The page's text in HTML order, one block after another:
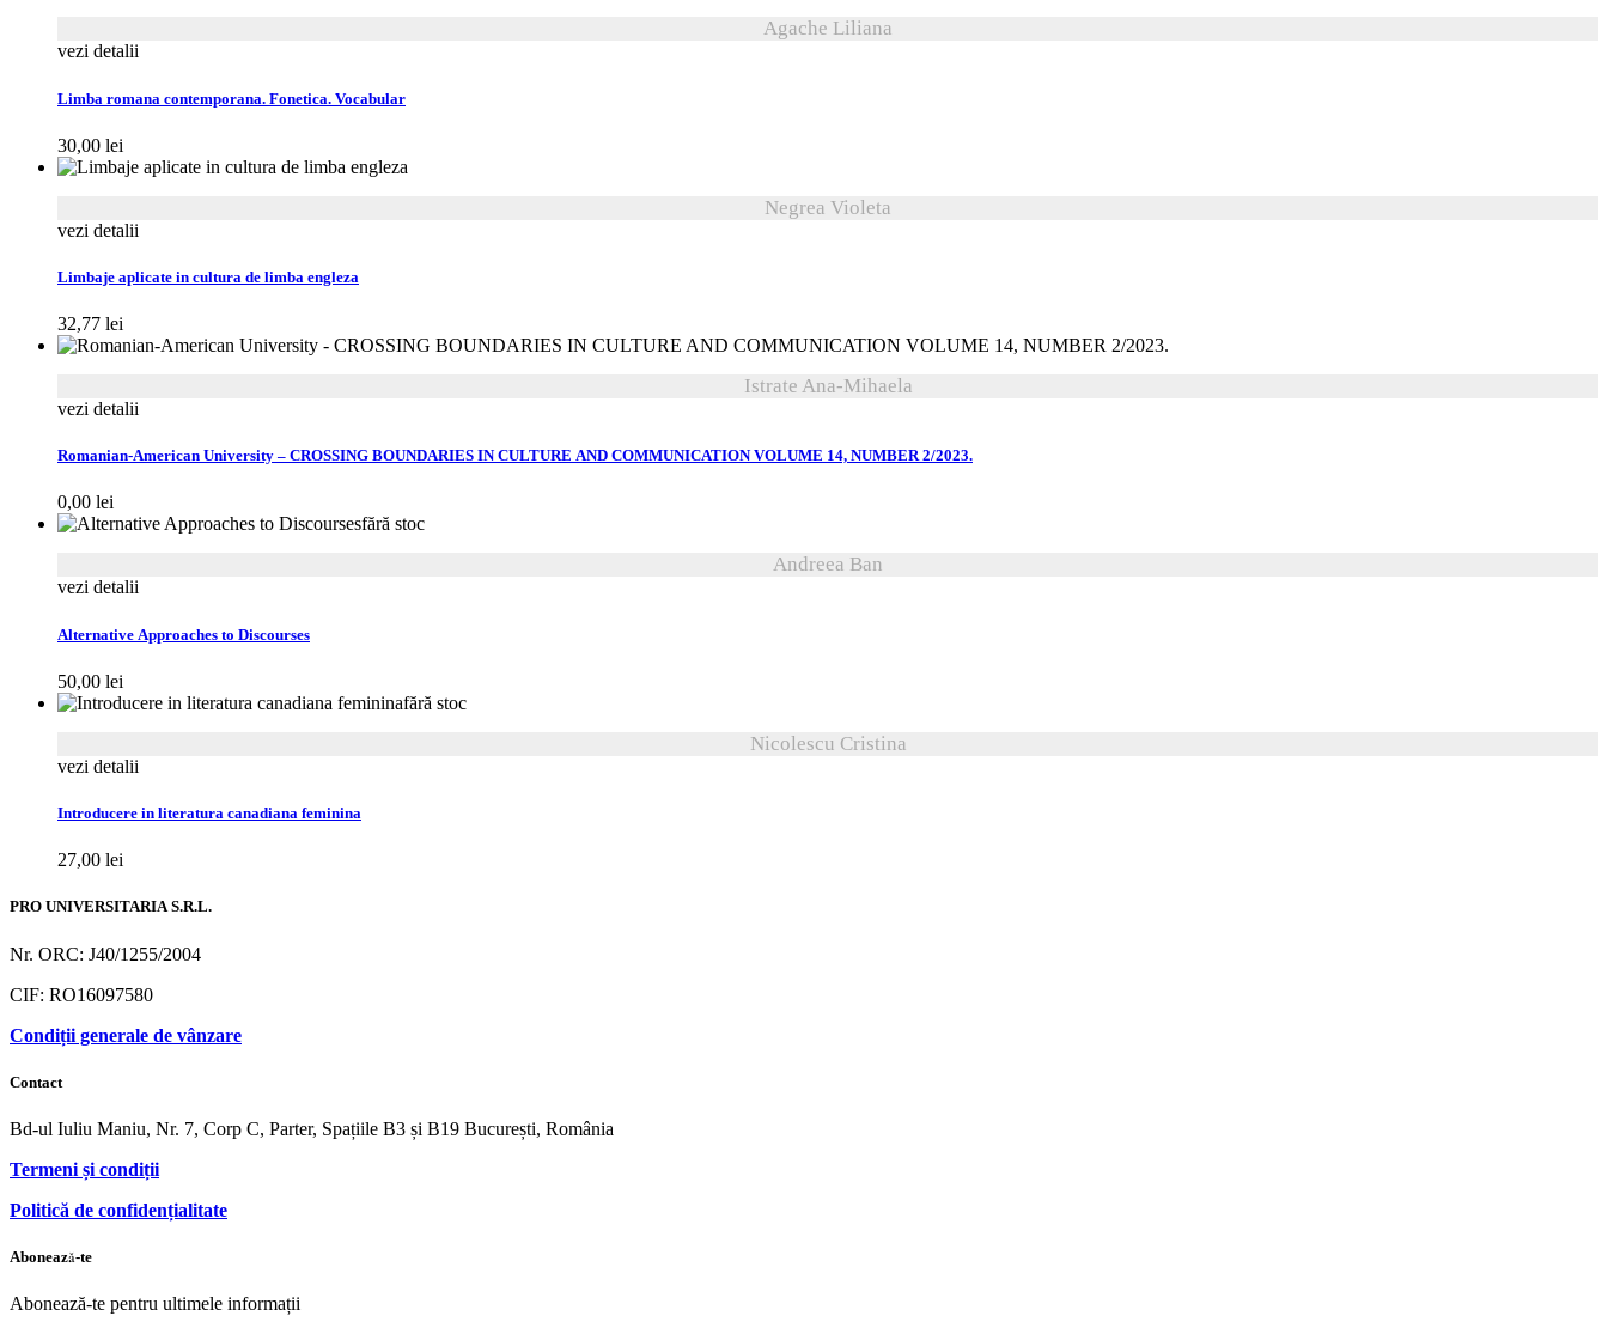
Agache Liliana
vezi detalii
Limba romana contemporana. Fonetica. Vocabular
30,00 lei
Negrea Violeta
vezi detalii
Limbaje aplicate in cultura de limba engleza
32,77 lei
Istrate Ana-Mihaela
vezi detalii
Romanian-American University – CROSSING BOUNDARIES IN CULTURE AND COMMUNICATION VOLUME 14, NUMBER 2/2023.
0,00 lei
fără stoc
Andreea Ban
vezi detalii
Alternative Approaches to Discourses
50,00 lei
fără stoc
Nicolescu Cristina
vezi detalii
Introducere in literatura canadiana feminina
27,00 lei
PRO UNIVERSITARIA S.R.L.
Nr. ORC: J40/1255/2004
CIF: RO16097580
Condiții generale de vânzare
Contact
Bd-ul Iuliu Maniu, Nr. 7, Corp C, Parter, Spațiile B3 și B19 București, România
Termeni și condiții
Politică de confidențialitate
Abonează-te
Abonează-te pentru ultimele informații